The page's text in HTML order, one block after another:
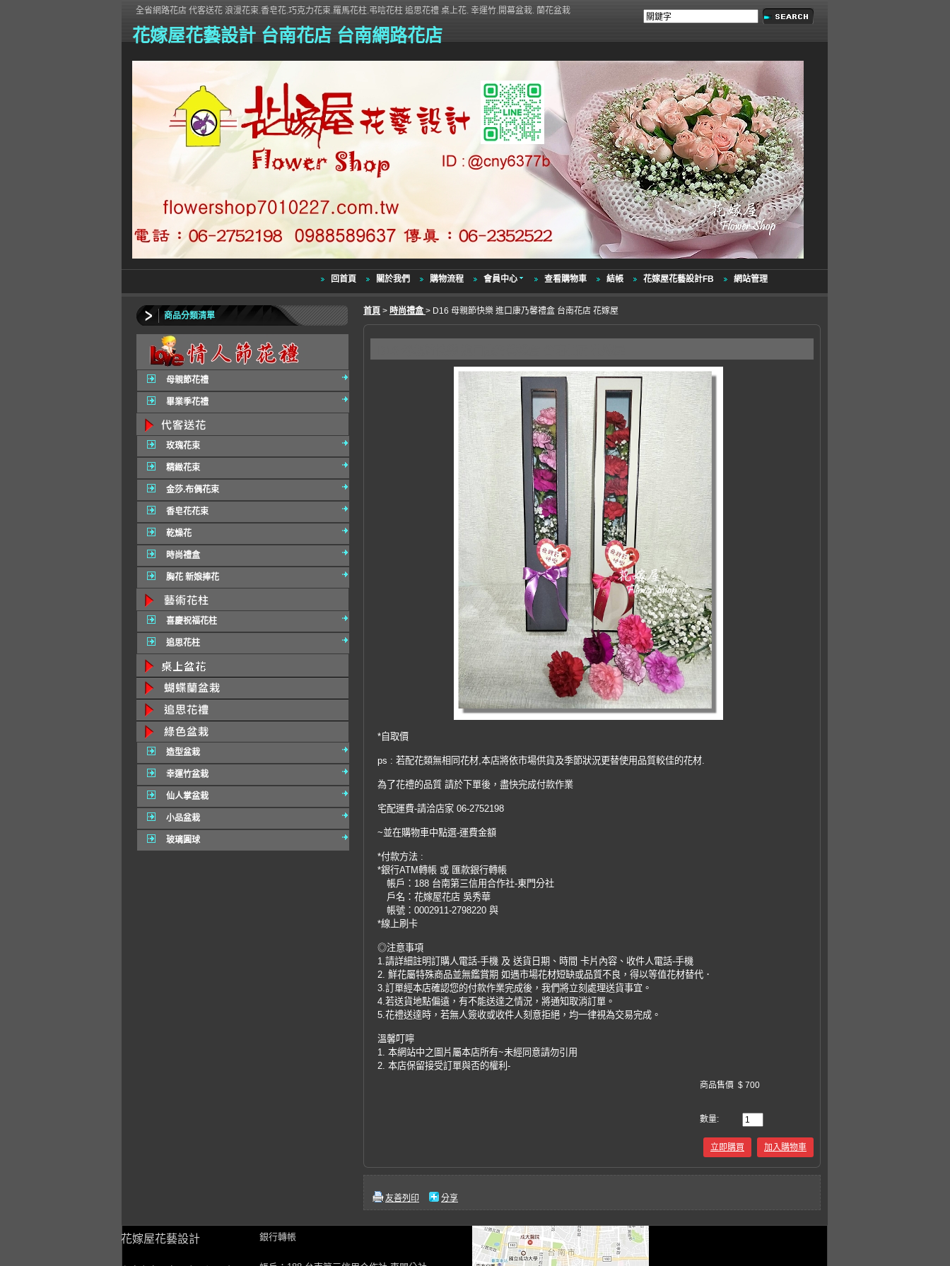
花嫁屋花藝設計 台南花店 台南網路花店
全省網路花店 代客送花 浪漫花束.香皂花.巧克力花束.羅馬花柱.弔唁花柱 追思花禮 桌上花. 幸運竹.開幕盆栽. 蘭花盆栽
回首頁 關於我們 購物流程 會員中心 查看購物車 結帳 花嫁屋花藝設計FB 網站管理
商品分類清單
母親節花禮
畢業季花禮
玫瑰花束
精緻花束
金莎.布偶花束
香皂花花束
乾燥花
時尚禮盒
胸花 新娘捧花
喜慶祝福花柱
追思花柱
造型盆栽
幸運竹盆栽
仙人掌盆栽
小品盆栽
玻璃圓球
首頁 > 時尚禮盒 > D16 母親節快樂 進口康乃馨禮盒 台南花店 花嫁屋
*自取價
ps : 若配花類無相同花材,本店將依市場供貨及季節狀況更替使用品質較佳的花材.
為了花禮的品質 請於下單後，盡快完成付款作業
宅配運費-請洽店家 06-2752198
~並在購物車中點選-運費金額
*付款方法 :
*銀行ATM轉帳 或 匯款銀行轉帳
帳戶：188 台南第三信用合作社-東門分社
戶名：花嫁屋花店 吳秀華
帳號：0002911-2798220 與
*線上刷卡
◎注意事項
1.請詳細註明訂購人電話-手機 及 送貨日期、時間 卡片內容、收件人電話-手機
2. 鮮花屬特殊商品並無鑑賞期 如遇市場花材短缺或品質不良，得以等值花材替代．
3.訂單經本店確認您的付款作業完成後，我們將立刻處理送貨事宜。
4.若送貨地點偏遠，有不能送達之情況，將通知取消訂單。
5.花禮送達時，若無人簽收或收件人刻意拒絕，均一律視為交易完成。
溫馨叮嚀
1. 本網站中之圖片屬本店所有~未經同意請勿引用
2. 本店保留接受訂單與否的權利-
商品售價 $ 700
數量:
立即購買 加入購物車
友善列印 分享
花嫁屋花藝設計 銀行轉帳